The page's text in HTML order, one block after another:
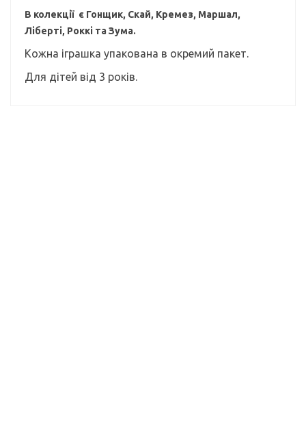
В колекції є Гонщик, Скай, Кремез, Маршал,
Ліберті, Роккі та Зума.
Кожна іграшка упакована в окремий пакет.
Для дітей від 3 років.